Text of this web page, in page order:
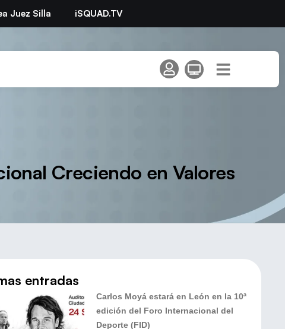
Juez Silla iSQUAD.TV
Creciendo en Valores
entradas
Carlos Moyá estará en León en la 10ª
edición del Foro Internacional del
Deporte (FID)